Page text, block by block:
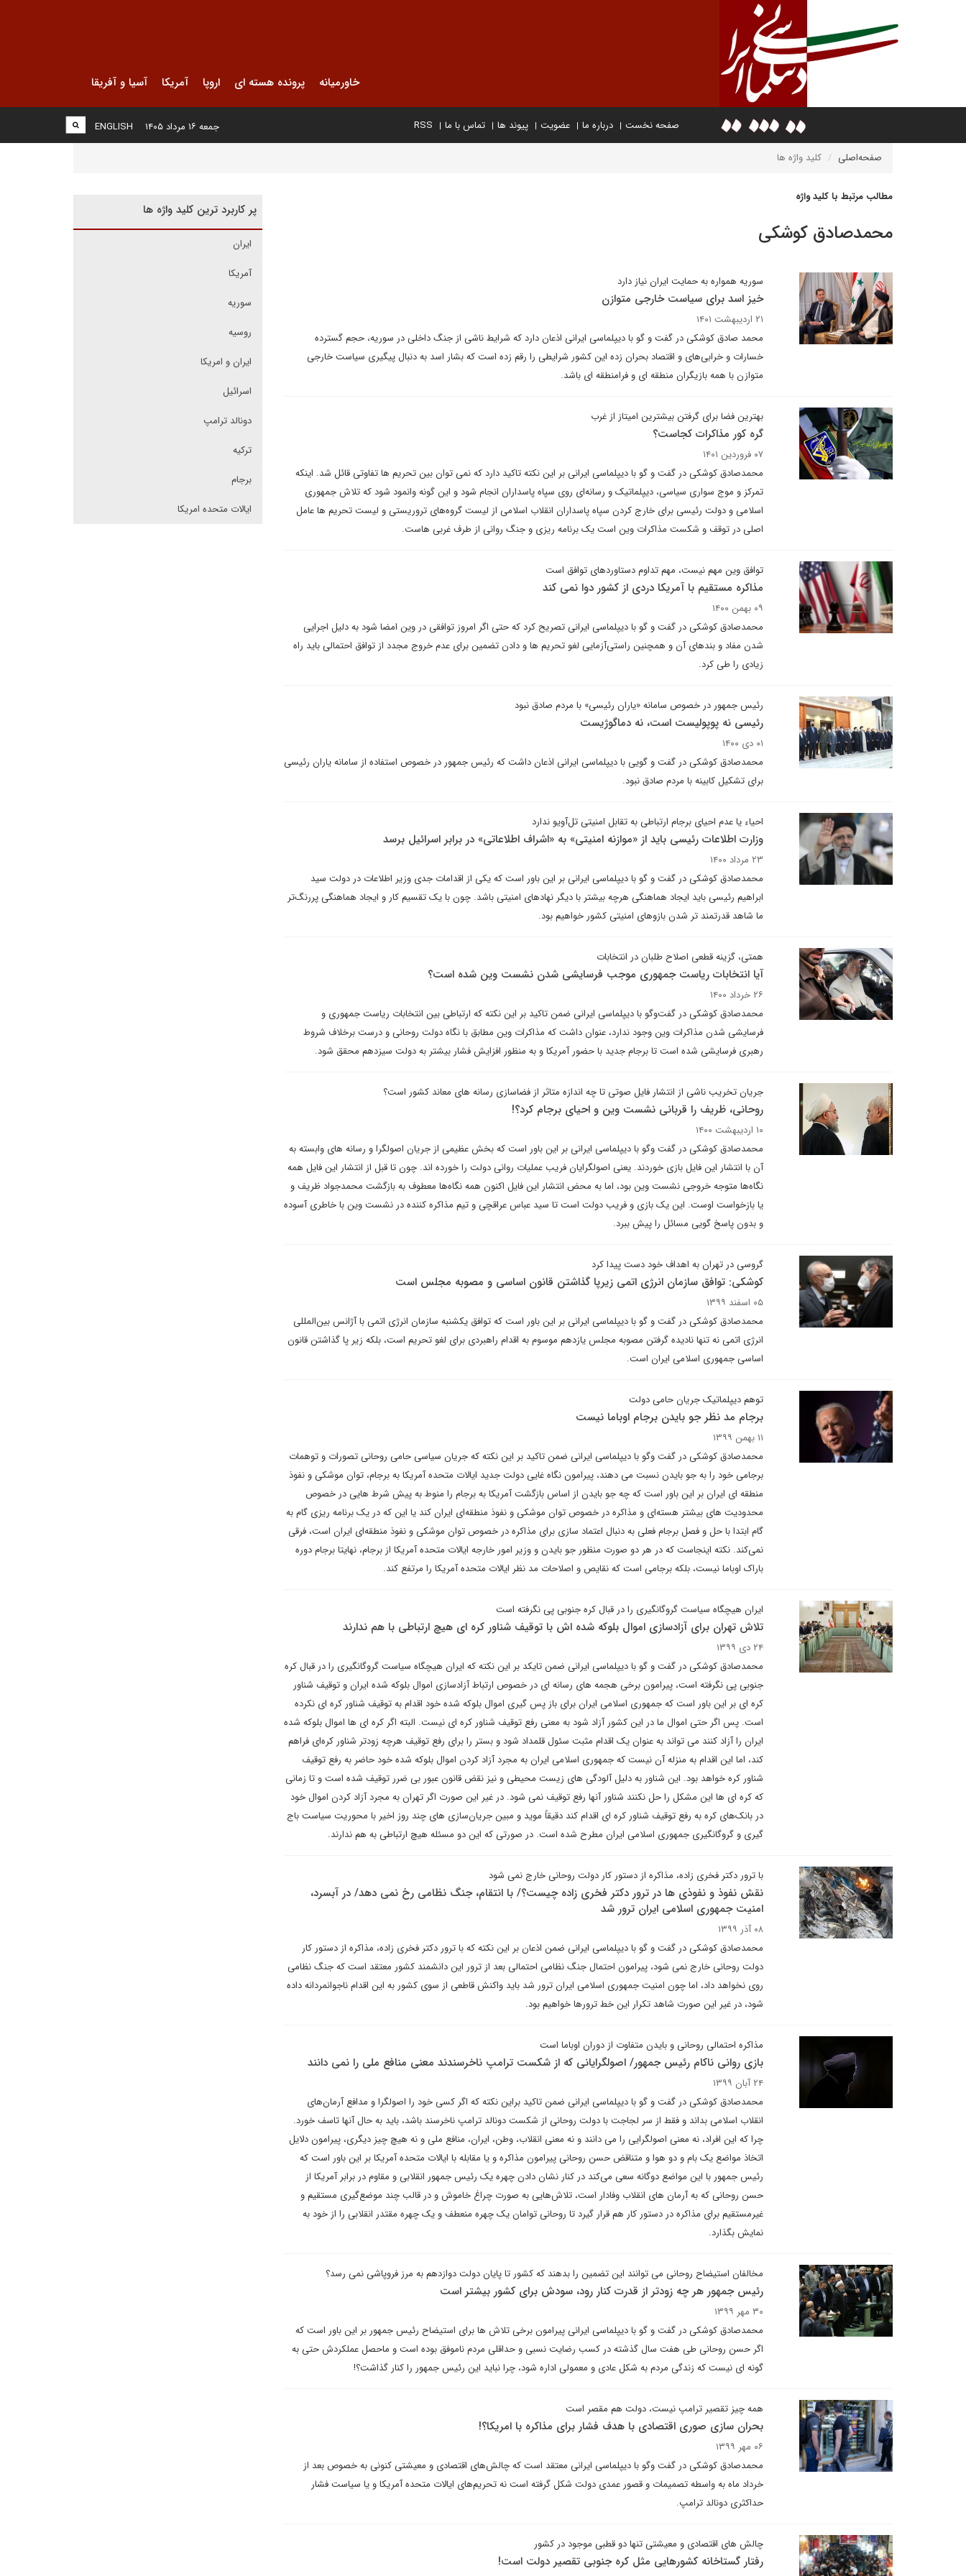
خاورمیانه پرونده هسته ای اروپا آمریکا آسیا و آفریقا
صفحه نخست درباره ما عضویت پیوند ها تماس با ما RSS
ENGLISH جمعه ۱۶ مرداد ۱۴۰۵
صفحه‌اصلی کلید واژه ها
مطالب مرتبط با کلید واژه
محمدصادق کوشکی
سوریه همواره به حمایت ایران نیاز دارد
خیز اسد برای سیاست خارجی متوازن
۲۱ اردیبهشت ۱۴۰۱
محمد صادق کوشکی در گفت و گو با دیپلماسی ایرانی اذعان دارد که شرایط ناشی از جنگ داخلی در سوریه، حجم گسترده
خسارات و خرابی‌های و اقتصاد بحران زده این کشور شرایطی را رقم زده است که بشار اسد به دنبال پیگیری سیاست خارجی
متوازن با همه بازیگران منطقه ای و فرامنطقه ای باشد.
بهترین فضا برای گرفتن بیشترین امیتاز از غرب
گره کور مذاکرات کجاست؟
۰۷ فروردین ۱۴۰۱
محمدصادق کوشکی در گفت و گو با دیپلماسی ایرانی بر این نکته تاکید دارد که نمی توان بین تحریم ها تفاوتی قائل شد. اینکه
تمرکز و موج سواری سیاسی، دیپلماتیک و رسانه‌ای روی سپاه پاسداران انجام شود و این گونه وانمود شود که تلاش جمهوری
اسلامی و دولت رئیسی برای خارج کردن سپاه پاسداران انقلاب اسلامی از لیست گروه‌های تروریستی و لیست تحریم ها عامل
اصلی در توقف و شکست مذاکرات وین است یک برنامه ریزی و جنگ روانی از طرف غربی هاست.
توافق وین مهم نیست، مهم تداوم دستاوردهای توافق است
مذاکره مستقیم با آمریکا دردی از کشور دوا نمی کند
۰۹ بهمن ۱۴۰۰
محمدصادق کوشکی در گفت و گو با دیپلماسی ایرانی تصریح کرد که حتی اگر امروز توافقی در وین امضا شود به دلیل اجرایی
شدن مفاد و بندهای آن و همچنین راستی‌آزمایی لغو تحریم ها و دادن تضمین برای عدم خروج مجدد از توافق احتمالی باید راه
زیادی را طی کرد.
رئیس جمهور در خصوص سامانه «یاران رئیسی» با مردم صادق نبود
رئیسی نه پوپولیست است، نه دماگوژیست
۰۱ دی ۱۴۰۰
محمدصادق کوشکی در گفت و گویی با دیپلماسی ایرانی اذعان داشت که رئیس جمهور در خصوص استفاده از سامانه یاران رئیسی
برای تشکیل کابینه با مردم صادق نبود.
احیاء یا عدم احیای برجام ارتباطی به تقابل امنیتی تل‌آویو ندارد
وزارت اطلاعات رئیسی باید از «موازنه امنیتی» به «اشراف اطلاعاتی» در برابر اسرائیل برسد
۲۳ مرداد ۱۴۰۰
محمدصادق کوشکی در گفت و گو با دیپلماسی ایرانی بر این باور است که یکی از اقدامات جدی وزیر اطلاعات در دولت سید
ابراهیم رئیسی باید ایجاد هماهنگی هرچه بیشتر با دیگر نهادهای امنیتی باشد. چون با یک تقسیم کار و ایجاد هماهنگی پررنگ‌تر
ما شاهد قدرتمند تر شدن بازوهای امنیتی کشور خواهیم بود.
همتی، گزینه قطعی اصلاح طلبان در انتخابات
آیا انتخابات ریاست جمهوری موجب فرسایشی شدن نشست وین شده است؟
۲۶ خرداد ۱۴۰۰
محمدصادق کوشکی در گفت‌وگو با دیپلماسی ایرانی ضمن تاکید بر این نکته که ارتباطی بین انتخابات ریاست جمهوری و
فرسایشی شدن مذاکرات وین وجود ندارد، عنوان داشت که مذاکرات وین مطابق با نگاه دولت روحانی و درست برخلاف شروط
رهبری فرسایشی شده است تا برجام جدید با حضور آمریکا و به منظور افزایش فشار بیشتر به دولت سیزدهم محقق شود.
جریان تخریب ناشی از انتشار فایل صوتی تا چه اندازه متاثر از فضاسازی رسانه های معاند کشور است؟
روحانی، ظریف را قربانی نشست وین و احیای برجام کرد؟!
۱۰ اردیبهشت ۱۴۰۰
محمدصادق کوشکی در گفت وگو با دیپلماسی ایرانی بر این باور است که بخش عظیمی از جریان اصولگرا و رسانه های وابسته به
آن با انتشار این فایل بازی خوردند. یعنی اصولگرایان فریب عملیات روانی دولت را خورده اند. چون تا قبل از انتشار این فایل همه
نگاه‌ها متوجه خروجی نشست وین بود، اما به محض انتشار این فایل اکنون همه نگاه‌ها معطوف به بازگشت محمدجواد ظریف و
یا بازخواست اوست. این یک بازی و فریب دولت است تا سید عباس عراقچی و تیم مذاکره کننده در نشست وین با خاطری آسوده
و بدون پاسخ گویی مسائل را پیش ببرد.
گروسی در تهران به اهداف خود دست پیدا کرد
کوشکی: توافق سازمان انرژی اتمی زیرپا گذاشتن قانون اساسی و مصوبه مجلس است
۰۵ اسفند ۱۳۹۹
محمدصادق کوشکی در گفت و گو با دیپلماسی ایرانی بر این باور است که توافق یکشنبه سازمان انرژی اتمی با آژانس بین‌المللی
انرژی اتمی نه تنها نادیده گرفتن مصوبه مجلس یازدهم موسوم به اقدام راهبردی برای لغو تحریم است، بلکه زیر پا گذاشتن قانون
اساسی جمهوری اسلامی ایران است.
توهم دیپلماتیک جریان حامی دولت
برجام مد نظر جو بایدن برجام اوباما نیست
۱۱ بهمن ۱۳۹۹
محمدصادق کوشکی در گفت وگو با دیپلماسی ایرانی ضمن تاکید بر این نکته که جریان سیاسی حامی روحانی تصورات و توهمات
برجامی خود را به جو بایدن نسبت می دهند، پیرامون نگاه غایی دولت جدید ایالات متحده آمریکا به برجام، توان موشکی و نفوذ
منطقه ای ایران بر این باور است که چه جو بایدن از اساس بازگشت آمریکا به برجام را منوط به پیش شرط هایی در خصوص
محدودیت های بیشتر هسته‌ای و مذاکره در خصوص توان موشکی و نفوذ منطقه‌ای ایران کند یا این که در یک برنامه ریزی گام به
گام ابتدا با حل و فصل برجام فعلی به دنبال اعتماد سازی برای مذاکره در خصوص توان موشکی و نفوذ منطقه‌ای ایران است، فرقی
نمی‌کند. نکته اینجاست که در هر دو صورت منظور جو بایدن و وزیر امور خارجه ایالات متحده آمریکا از برجام، نهایتا برجام دوره
باراک اوباما نیست، بلکه برجامی است که نقایص و اصلاحات مد نظر ایالات متحده آمریکا را مرتفع کند.
ایران هیچگاه سیاست گروگانگیری را در قبال کره جنوبی پی نگرفته است
تلاش تهران برای آزادسازی اموال بلوکه شده اش با توقیف شناور کره ای هیچ ارتباطی با هم ندارند
۲۴ دی ۱۳۹۹
محمدصادق کوشکی در گفت و گو با دیپلماسی ایرانی ضمن تایکد بر این نکته که ایران هیچگاه سیاست گروگانگیری را در قبال کره
جنوبی پی نگرفته است، پیرامون برخی هجمه های رسانه ای در خصوص ارتباط آزادسازی اموال بلوکه شده ایران و توقیف شناور
کره ای بر این باور است که جمهوری اسلامی ایران برای باز پس گیری اموال بلوکه شده خود اقدام به توقیف شناور کره ای نکرده
است. پس اگر حتی اموال ما در این کشور آزاد شود به معنی رفع توقیف شناور کره ای نیست. البته اگر کره ای ها اموال بلوکه شده
ایران را آزاد کنند می تواند به عنوان یک اقدام مثبت سئول قلمداد شود و بستر را برای رفع توقیف هرچه زودتر شناور کره‌ای فراهم
کند، اما این اقدام به منزله آن نیست که جمهوری اسلامی ایران به مجرد آزاد کردن اموال بلوکه شده خود حاضر به رفع توقیف
شناور کره خواهد بود. این شناور به دلیل آلودگی های زیست محیطی و نیز نقض قانون عبور بی ضرر توقیف شده است و تا زمانی
که کره ای ها این مشکل را حل نکنند شناور آنها رفع توقیف نمی شود. در غیر این صورت اگر تهران به مجرد آزاد کردن اموال خود
در بانک‌های کره به رفع توقیف شناور کره ای اقدام کند دقیقاً موید و مبین جریان‌سازی های چند روز اخیر با محوریت سیاست باج
گیری و گروگانگیری جمهوری اسلامی ایران مطرح شده است. در صورتی که این دو مسئله هیچ ارتباطی به هم ندارند.
با ترور دکتر فخری زاده، مذاکره از دستور کار دولت روحانی خارج نمی شود
نقش نفوذ و نفوذی ها در ترور دکتر فخری زاده چیست؟/ با انتقام، جنگ نظامی رخ نمی دهد/ در آبسرد،
امنیت جمهوری اسلامی ایران ترور شد
۰۸ آذر ۱۳۹۹
محمدصادق کوشکی در گفت و گو با دیپلماسی ایرانی ضمن اذعان بر این نکته که با ترور دکتر فخری زاده، مذاکره از دستور کار
دولت روحانی خارج نمی شود، پیرامون احتمال جنگ نظامی احتمالی بعد از ترور این دانشمند کشور معتقد است که جنگ نظامی
روی نخواهد داد، اما چون امنیت جمهوری اسلامی ایران ترور شد باید واکنش قاطعی از سوی کشور به این اقدام ناجوانمردانه داده
شود، در غیر این صورت شاهد تکرار این خط ترورها خواهیم بود.
مذاکره احتمالی روحانی و بایدن متفاوت از دوران اوباما است
بازی روانی ناکام رئیس جمهور/ اصولگرایانی که از شکست ترامپ ناخرسندند معنی منافع ملی را نمی دانند
۲۴ آبان ۱۳۹۹
محمدصادق کوشکی در گفت و گو با دیپلماسی ایرانی ضمن تاکید براین نکته که اگر کسی خود را اصولگرا و مدافع آرمان‌های
انقلاب اسلامی بداند و فقط از سر لجاجت با دولت روحانی از شکست دونالد ترامپ ناخرسند باشد، باید به حال آنها تاسف خورد.
چرا که این افراد، نه معنی اصولگرایی را می دانند و نه معنی انقلاب، وطن، ایران، منافع ملی و نه هیچ چیز دیگری، پیرامون دلایل
اتخاذ مواضع یک بام و دو هوا و متناقض حسن روحانی پیرامون مذاکره و یا مقابله با ایالات متحده آمریکا بر این باور است که
رئیس جمهور با این مواضع دوگانه سعی می‌کند در کنار نشان دادن چهره یک رئیس جمهور انقلابی و مقاوم در برابر آمریکا از
حسن روحانی که به آرمان های انقلاب وفادار است، تلاش‌هایی به صورت چراغ خاموش و در قالب چند موضع‌گیری مستقیم و
غیرمستقیم برای مذاکره در دستور کار هم قرار گیرد تا روحانی توامان یک چهره منعطف و یک چهره مقتدر انقلابی را از خود به
نمایش بگذارد.
مخالفان استیضاح روحانی می توانند این تضمین را بدهند که کشور تا پایان دولت دوازدهم به مرز فروپاشی نمی رسد؟
رئیس جمهور هر چه زودتر از قدرت کنار رود، سودش برای کشور بیشتر است
۳۰ مهر ۱۳۹۹
محمدصادق کوشکی در گفت و گو با دیپلماسی ایرانی پیرامون برخی تلاش ها برای استیضاح رئیس جمهور بر این باور است که
اگر حسن روحانی طی هفت سال گذشته در کسب رضایت نسبی و حداقلی مردم ناموفق بوده است و ماحصل عملکردش حتی به
گونه ای نیست که زندگی مردم به شکل عادی و معمولی اداره شود، چرا نباید این رئیس جمهور را کنار گذاشت؟!
همه چیز تقصیر ترامپ نیست، دولت هم مقصر است
بحران سازی صوری اقتصادی با هدف فشار برای مذاکره با امریکا؟!
۰۶ مهر ۱۳۹۹
محمدصادق کوشکی در گفت وگو با دیپلماسی ایرانی معتقد است که چالش‌های اقتصادی و معیشتی کنونی به خصوص بعد از
خرداد ماه به واسطه تصمیمات و قصور عمدی دولت شکل گرفته است نه تحریم‌های ایالات متحده آمریکا و یا سیاست فشار
حداکثری دونالد ترامپ.
چالش های اقتصادی و معیشتی تنها دو قطبی موجود در کشور
رفتار گستاخانه کشورهایی مثل کره جنوبی تقصیر دولت است!
پر کاربرد ترین کلید واژه ها
ایران
آمریکا
سوریه
روسیه
ایران و امریکا
اسرائیل
دونالد ترامپ
ترکیه
برجام
ایالات متحده امریکا